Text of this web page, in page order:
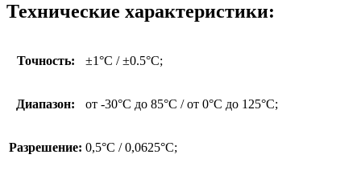
Технические характеристики:
Точность: ±1°C / ±0.5°C;
Диапазон: от -30°C до 85°C / от 0°С до 125°С;
Разрешение: 0,5°С / 0,0625°C;